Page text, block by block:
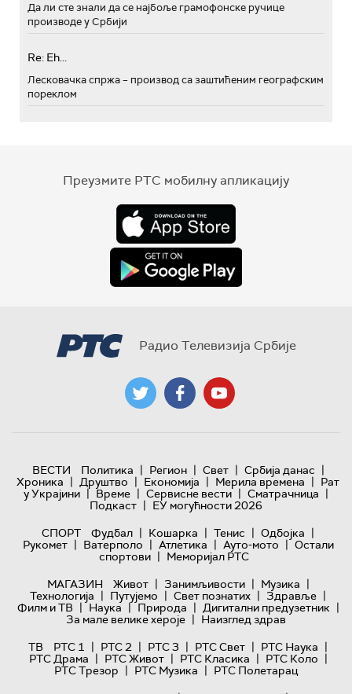
Да ли сте знали да се најбоље грамофонске ручице
производе у Србији
Re: Eh...
Лесковачка спржа – производ са заштићеним географским
пореклом
Преузмите РТС мобилну апликацију
Радио Телевизија Србије
ВЕСТИ Политика | Регион | Свет | Србија данас |
Хроника | Друштво | Економија | Мерила времена | Рат
у Украјини | Време | Сервисне вести | Сматрачница |
Подкаст | ЕУ могућности 2026
СПОРТ
Фудбал | Кошарка | Тенис | Одбојка |
Рукомет | Ватерполо | Атлетика | Ауто-мото | Остали
спортови | Меморијал РТС
МАГАЗИН
Живот | Занимљивости | Музика |
Технологијa | Путујемо | Свет познатих | Здравље |
Филм и ТВ | Наука | Природа | Дигитални предузетник |
За мале велике хероје | Наизглед здрав
ТВ
РТС 1 | РТС 2 | РТС 3 | РТС Свет | РТС Наука |
РТС Драма | РТС Живот | РТС Класика | РТС Коло |
РТС Трезор | РТС Музика | РТС Полетарац